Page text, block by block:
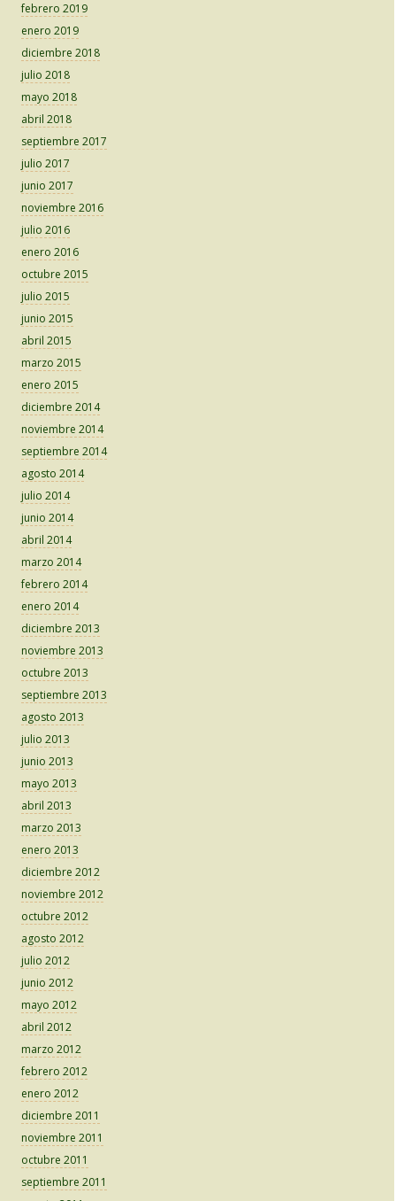
febrero 2019
enero 2019
diciembre 2018
julio 2018
mayo 2018
abril 2018
septiembre 2017
julio 2017
junio 2017
noviembre 2016
julio 2016
enero 2016
octubre 2015
julio 2015
junio 2015
abril 2015
marzo 2015
enero 2015
diciembre 2014
noviembre 2014
septiembre 2014
agosto 2014
julio 2014
junio 2014
abril 2014
marzo 2014
febrero 2014
enero 2014
diciembre 2013
noviembre 2013
octubre 2013
septiembre 2013
agosto 2013
julio 2013
junio 2013
mayo 2013
abril 2013
marzo 2013
enero 2013
diciembre 2012
noviembre 2012
octubre 2012
agosto 2012
julio 2012
junio 2012
mayo 2012
abril 2012
marzo 2012
febrero 2012
enero 2012
diciembre 2011
noviembre 2011
octubre 2011
septiembre 2011